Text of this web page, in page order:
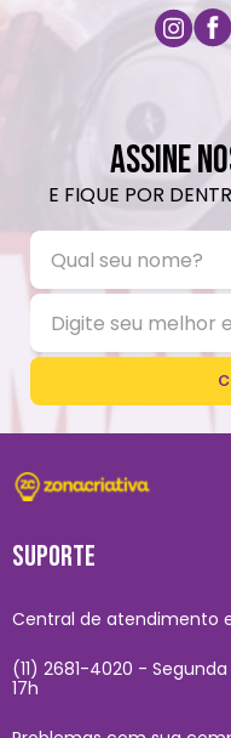
ASSINE
E FIQUE POR
SUPORTE
Central de atendimento
(11) 2681-4020 -
17h